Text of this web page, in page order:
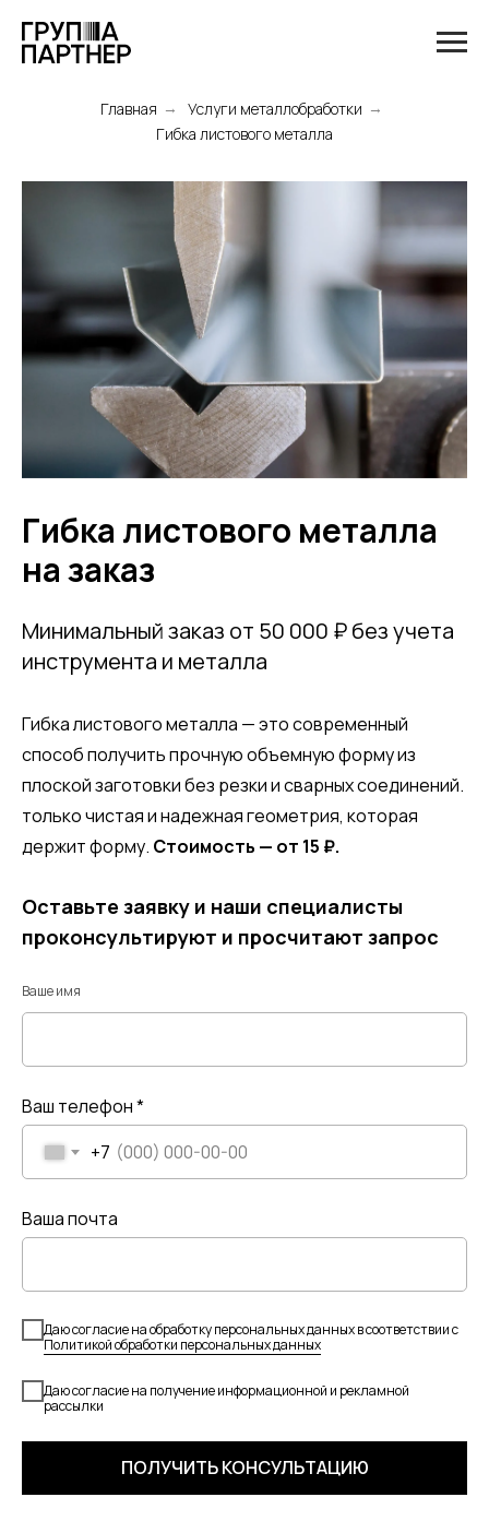
Главная → Услуги металлобработки →
Гибка листового металла
Гибка листового металла
на заказ
Минимальный заказ от 50 000 ₽ без учета
инструмента и металла
Гибка листового металла — это современный
способ получить прочную объемную форму из
плоской заготовки без резки и сварных соединений.
только чистая и надежная геометрия, которая
держит форму. Стоимость — от 15 ₽.
Оставьте заявку и наши специалисты
проконсультируют и просчитают запрос
Ваше имя
Ваш телефон *
+7
Ваша почта
Даю согласие на обработку персональных данных в соответствии с
Политикой обработки персональных данных
Даю согласие на получение информационной и рекламной
рассылки
ПОЛУЧИТЬ КОНСУЛЬТАЦИЮ